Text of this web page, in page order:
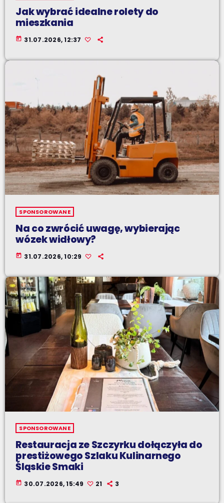
Jak wybrać idealne rolety do
mieszkania
today 31.07.2026, 12:37
SPONSOROWANE
Na co zwrócić uwagę, wybierając
wózek widłowy?
today 31.07.2026, 10:29
SPONSOROWANE
Restauracja ze Szczyrku dołączyła do
prestiżowego Szlaku Kulinarnego
Śląskie Smaki
today 30.07.2026, 15:49 21 3